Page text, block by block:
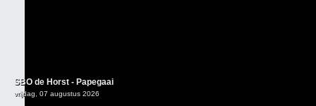
SBO de Horst - Papegaai
vrijdag, 07 augustus 2026